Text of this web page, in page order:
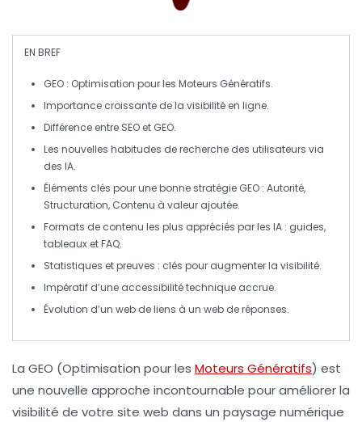
EN BREF
GEO : Optimisation pour les Moteurs Génératifs.
Importance croissante de la visibilité en ligne.
Différence entre SEO et GEO.
Les nouvelles habitudes de recherche des utilisateurs via
des IA.
Éléments clés pour une bonne stratégie GEO : Autorité,
Structuration, Contenu à valeur ajoutée.
Formats de contenu les plus appréciés par les IA : guides,
tableaux et FAQ.
Statistiques et preuves : clés pour augmenter la visibilité.
Impératif d’une accessibilité technique accrue.
Évolution d’un web deliens à un web deréponses.
La GEO (Optimisation pour les Moteurs Génératifs) est
une nouvelle approche incontournable pour améliorer la
visibilité de votre site web dans un paysage numérique